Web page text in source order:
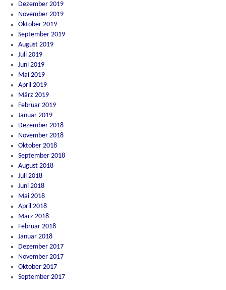
Dezember 2019
November 2019
Oktober 2019
September 2019
August 2019
Juli 2019
Juni 2019
Mai 2019
April 2019
März 2019
Februar 2019
Januar 2019
Dezember 2018
November 2018
Oktober 2018
September 2018
August 2018
Juli 2018
Juni 2018
Mai 2018
April 2018
März 2018
Februar 2018
Januar 2018
Dezember 2017
November 2017
Oktober 2017
September 2017